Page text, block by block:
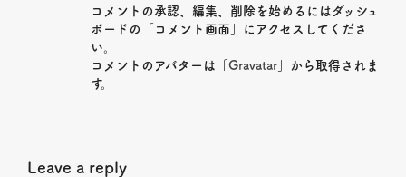
コメントの承認、編集、削除を始めるにはダッシュ
ボードの「コメント画面」にアクセスしてくださ
い。
コメントのアバターは「 Gravatar 」から取得されま
す。
Leave a reply